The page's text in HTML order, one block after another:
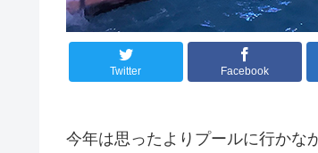
Twitter Facebook
今年は思ったよりプールに行かな